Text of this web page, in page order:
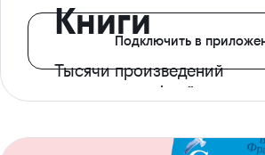
Книги
Тысячи произведений
с доступом офлайн
Подключить в